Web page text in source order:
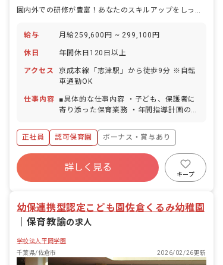
園内外での研修が豊富！あなたのスキルアップをしっかりサポートします
給与 月給259,600円 ~ 299,100円
休日 年間休日120日以上
アクセス
京成本線「志津駅」から徒歩9分 ※自転
車通勤OK
仕事内容
■具体的な仕事内容 ・子ども、保護者に
寄り添った保育業務 ・年間指導計画の作
＜クラス定員＞ 0歳児クラス 6名 1歳
児クラス 10名 2歳児クラス 11名 3歳
児クラス 11名 4歳児クラス 11名 5歳
児クラス 11名 ■保育への想い 「もう
一つの家」をコンセプトに、落ち着いた
年齢保育の実施などを通して一人ひとり
の子どもたちに寄り添った保育を行なっ
ています。 AIAIが考える「保育の質」
は、一人ひとりの子どもに合わせた保育
です。子どもの発達段階に合わせて保育
を個別化し、興味・関心に合わせて遊び
正社員 認可保育園
ボーナス・賞与あり
年間休日120日以上
寮・住宅・家賃補助あり
社会保険完備
残業少なめ
詳しく見る
キープ
幼保連携型認定こども園佐倉くるみ幼稚園
保育教諭の求人
学校法人平岡学園
千葉県/佐倉市
2026/02/26更新